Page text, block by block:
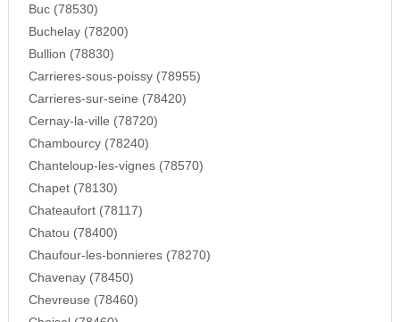
Buc (78530)
Buchelay (78200)
Bullion (78830)
Carrieres-sous-poissy (78955)
Carrieres-sur-seine (78420)
Cernay-la-ville (78720)
Chambourcy (78240)
Chanteloup-les-vignes (78570)
Chapet (78130)
Chateaufort (78117)
Chatou (78400)
Chaufour-les-bonnieres (78270)
Chavenay (78450)
Chevreuse (78460)